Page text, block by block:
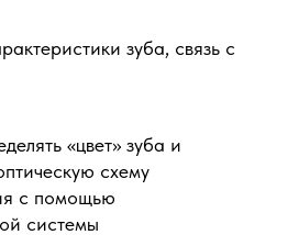
зуба, связь с
«цвет» зуба и
схему
с помощью
системы